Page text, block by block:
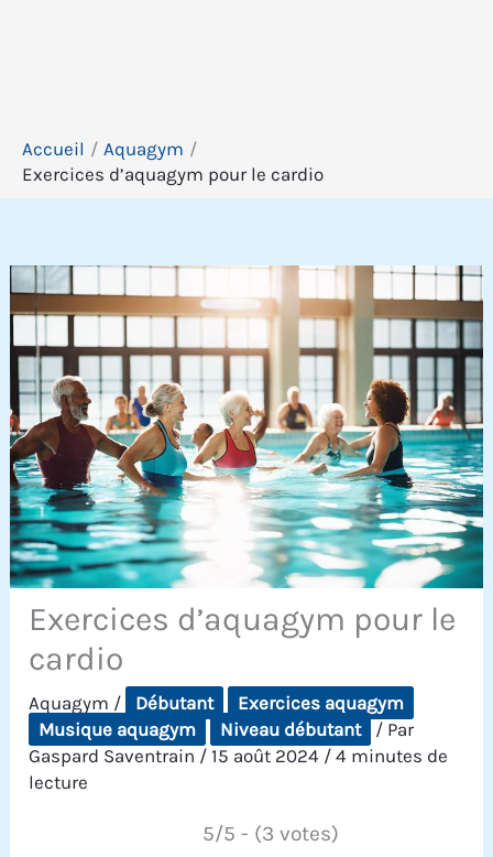
Accueil
Aquagym
Exercices d’aquagym pour le cardio
Exercices d’aquagym pour le
cardio
Aquagym / Débutant
Exercices aquagym
Musique aquagym
Niveau débutant
/ Par
Gaspard Saventrain /15 août 2024 /4 minutes de
lecture
5/5 - (3 votes)